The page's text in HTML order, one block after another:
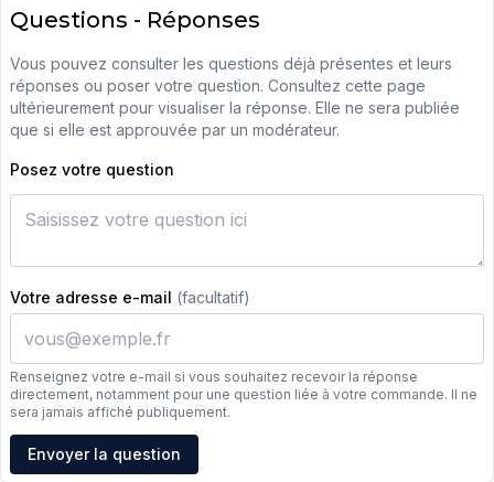
Questions - Réponses
Vous pouvez consulter les questions déjà présentes et leurs
réponses ou poser votre question. Consultez cette page
ultérieurement pour visualiser la réponse. Elle ne sera publiée
que si elle est approuvée par un modérateur.
Posez votre question
Votre adresse e-mail (facultatif)
Renseignez votre e-mail si vous souhaitez recevoir la réponse
directement, notamment pour une question liée à votre commande. Il ne
sera jamais affiché publiquement.
Adresse e-mail
Envoyer la question